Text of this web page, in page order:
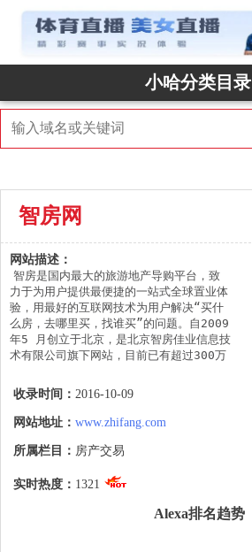
小哈分类目录
智房网
网站描述：
智房是国内最大的旅游地产导购平台，致
力于为用户提供最便捷的一站式全球置业体
验，用最好的互联网技术为用户解决“买什
么房，去哪里买，找谁买”的问题。自2009
年5 月创立于北京，是北京智房佳业信息技
术有限公司旗下网站，目前已有超过300万
多个旅游地产城市及20多个境外置业热点地
区，以更符合旅游地产行业特点的平台创
新，成功实现买卖双方的跨地区对接，在线
咨询量突破100，000通/年，平均1.2分钟
务，已成为中国发展最快的房地产互联网公
收录时间： 2016-10-09
网站地址： www.zhifang.com
所属栏目： 房产交易
实时热度： 1321
Alexa排名趋势